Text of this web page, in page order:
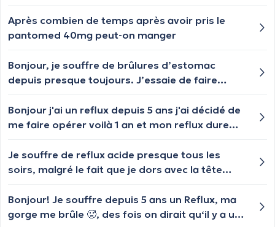
deux jours sur 3. Mais lorsque j'ai mal, j'ai pris
mon IPP, est-ce normal? Je n'ai pas encore fait
Après combien de temps après avoir pris le
pantomed 40mg peut-on manger
Bonjour, je souffre de brûlures d’estomac
depuis presque toujours. J’essaie de faire
les aliments gras, mais rien n’y fait… Y’a-t-il
d’autres facteurs à considérer pour diminuer
Bonjour j'ai un reflux depuis 5 ans j'ai décidé de
me faire opérer voilà 1 an et mon reflux dure
Je souffre de reflux acide presque tous les
soirs, malgré le fait que je dors avec la tête
diététiques appropriées. J’ai également
effectué une gastroscopie en janvier 2023, mais
Bonjour! Je souffre depuis 5 ans un Reflux, ma
gorge me brûle 🥵, des fois on dirait qu‘il y a un